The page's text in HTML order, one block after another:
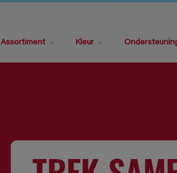
Assortiment Kleur